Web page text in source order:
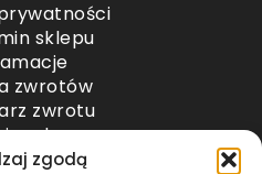
zgodą
sklepu
zwrotów
zwrotu
od umowy
– przesyłki paletowe